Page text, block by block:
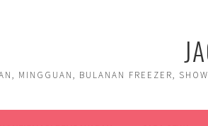
MINGGUAN, BULANAN FREEZER,